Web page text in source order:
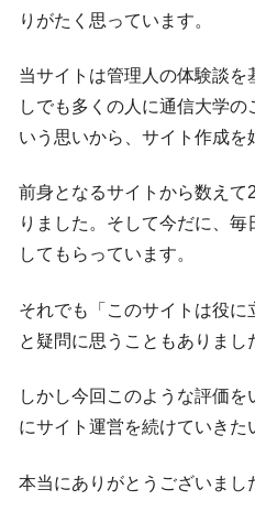
りがたく思っています。
当サイトは管理人の体験談
しでも多くの人に通信大学
いう思いから、サイト作成を
前身となるサイトから数え
りました。そして今だに、
してもらっています。
それでも「このサイトは役に
と疑問に思うこともありまし
しかし今回このような評価
にサイト運営を続けていきた
本当にありがとうございまし